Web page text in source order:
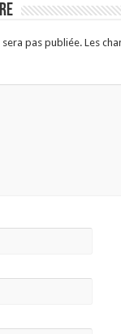
pas publiée. Les